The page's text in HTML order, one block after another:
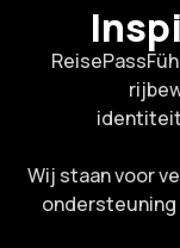
Wij staan voor
ondersteuning